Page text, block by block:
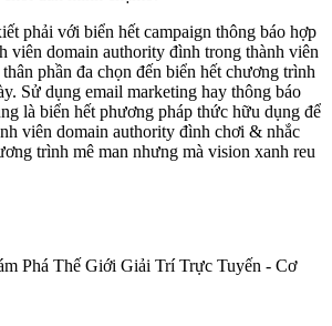
phải với biển hết campaign thông báo hợp
viên domain authority đình trong thành viên
phần đa chọn đến biển hết chương trình
Sử dụng email marketing hay thông báo
là biển hết phương pháp thức hữu dụng để
viên domain authority đình chơi & nhắc
trình mê man nhưng mà vision xanh reu